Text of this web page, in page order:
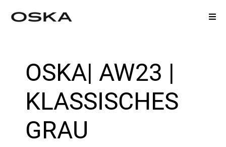
OSKA| AW23 |
KLASSISCHES
GRAU